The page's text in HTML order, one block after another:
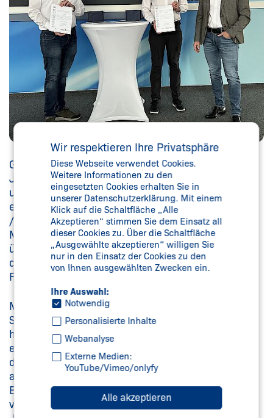
Grund zur Freude haben Oliver Strauch (links) und
Jonas Pieper, beide Auszubildende bei Schmersal
und gleichzeitig Studenten der Elektrotechnik: Sie
erhielten ein Stipendium für das Studienjahr 2022
/ 2023. Die Urkunden wurden ihnen vergangenen
Mittwoch am Campus Velbert Heiligenhaus
überreicht. Das Stipendium wird je zur Hälfte von
der Bundesrepublik Deutschland und von einem
Förderer finanziert.
Mit dem Deutschlandstipendium werden
Studierende gefördert, deren Werdegang
herausragende Leistungen in Studium und Beruf
erwarten lässt. Ausschlaggebend für die Vergabe
der Stipendien sind nicht nur gute Noten, sondern
auch das soziale und kulturelle Engagement der
Bewerber - und da haben die beiden einiges
vorzuweisen: Jonas Pieper ist seit über zehn
Wir respektieren Ihre Privatsphäre
Diese Webseite verwendet Cookies.
Weitere Informationen zu den
eingesetzten Cookies erhalten Sie in
unserer Datenschutzerklärung. Mit einem
Klick auf die Schaltfläche „Alle
Akzeptieren“ stimmen Sie dem Einsatz all
dieser Cookies zu. Über die Schaltfläche
„Ausgewählte akzeptieren“ willigen Sie
nur in den Einsatz der Cookies zu den
von Ihnen ausgewählten Zwecken ein.
Ihre Auswahl:
Notwendig
Personalisierte Inhalte
Webanalyse
Externe Medien:
YouTube/Vimeo/onlyfy
Alle akzeptieren